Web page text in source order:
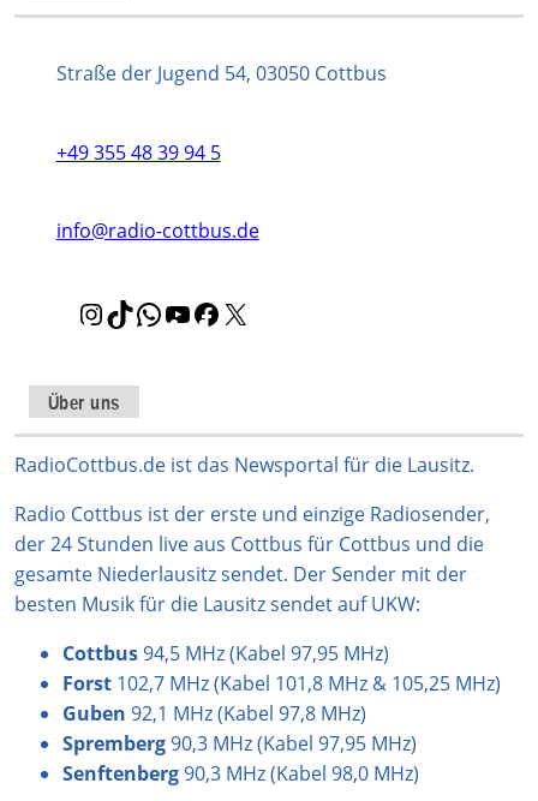
Straße der Jugend 54, 03050 Cottbus
+49 355 48 39 94 5
info@radio-cottbus.de
I
t
a
g
a
m
T
o
k
W
s
A
p
Y
u
b
F
b
o
k
Über uns
RadioCottbus.de ist das Newsportal für die Lausitz.
Radio Cottbus ist der erste und einzige Radiosender,
der 24 Stunden live aus Cottbus für Cottbus und die
gesamte Niederlausitz sendet. Der Sender mit der
besten Musik für die Lausitz sendet auf UKW:
Cottbus94,5 MHz (Kabel 97,95 MHz)
Forst 102,7 MHz (Kabel 101,8 MHz & 105,25 MHz)
Guben 92,1 MHz (Kabel 97,8 MHz)
Spremberg90,3 MHz (Kabel 97,95 MHz)
Senftenberg90,3 MHz (Kabel 98,0 MHz)